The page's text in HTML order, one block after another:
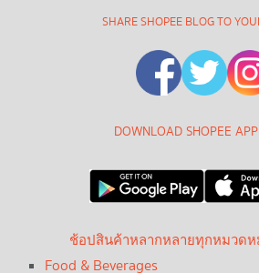
SHARE SHOPEE BLOG TO
DOWNLOAD SHOPEE
ช้อปสินค้าหลากหลายทุกหมวดห
Food & Beverages